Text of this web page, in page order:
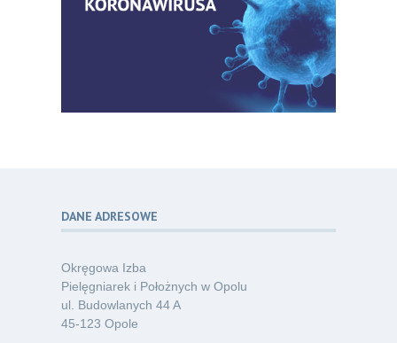
06
Zaproszenie na Ogólnopolską
Konferencję Naukową „Terminologia
w pielęgniarstwie – komunikacja,
standaryzacja, praktyka”
06
Poza sezonem, poza schematem –
o nowym spojrzeniu na profilaktykę
03
Oferta pracy – pielęgniarka/pielęgniarz
DANE ADRESOWE
Okręgowa Izba
Pielęgniarek i Położnych w Opolu
ul. Budowlanych 44 A
45-123 Opole